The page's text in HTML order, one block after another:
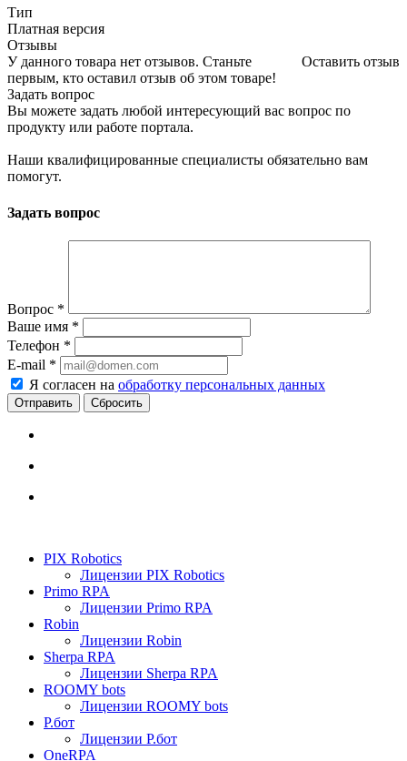
Тип
Платная версия
Отзывы
Оставить отзыв
У данного товара нет отзывов. Станьте
первым, кто оставил отзыв об этом товаре!
Задать вопрос
Вы можете задать любой интересующий вас вопрос по
продукту или работе портала.
Наши квалифицированные специалисты обязательно вам
помогут.
Задать вопрос
Вопрос *
Ваше имя *
Телефон *
E-mail *
Я согласен на обработку персональных данных
Сбросить
PIX Robotics
Лицензии PIX Robotics
Primo RPA
Лицензии Primo RPA
Robin
Лицензии Robin
Sherpa RPA
Лицензии Sherpa RPA
ROOMY bots
Лицензии ROOMY bots
Р.бот
Лицензии Р.бот
OneRPA